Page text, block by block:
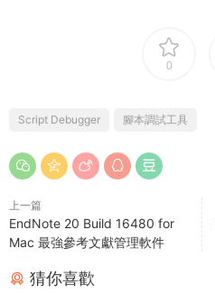
0
Script Debugger 腳本調試工具
上一篇
EndNote 20 Build 16480 for
Mac 最強參考文獻管理軟件
猜你喜歡